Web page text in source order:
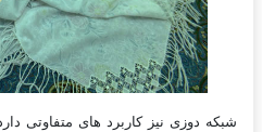
شبکه دوزی نیز کاربرد های متفاوتی